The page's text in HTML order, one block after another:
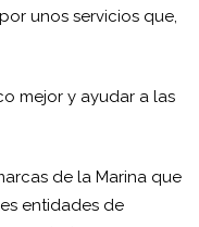
unos servicios que,
mejor y ayudar a las
de la Marina que
entidades de